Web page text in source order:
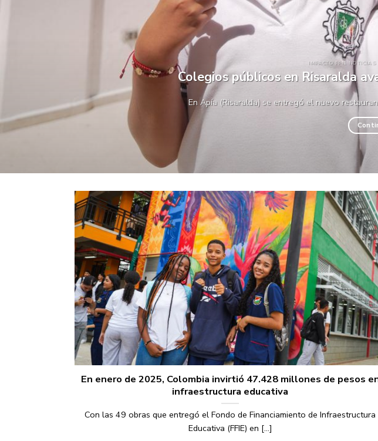
IMPACTO FFIE
Colegios públicos en Risaralda
En Apía (Risaralda) se entregó el nuevo
En enero de 2025, Colombia invirtió 47.428 millones de pesos
infraestructura educativa
Con las 49 obras que entregó el Fondo de Financiamiento de Infraestructura
Educativa (FFIE) en [...]